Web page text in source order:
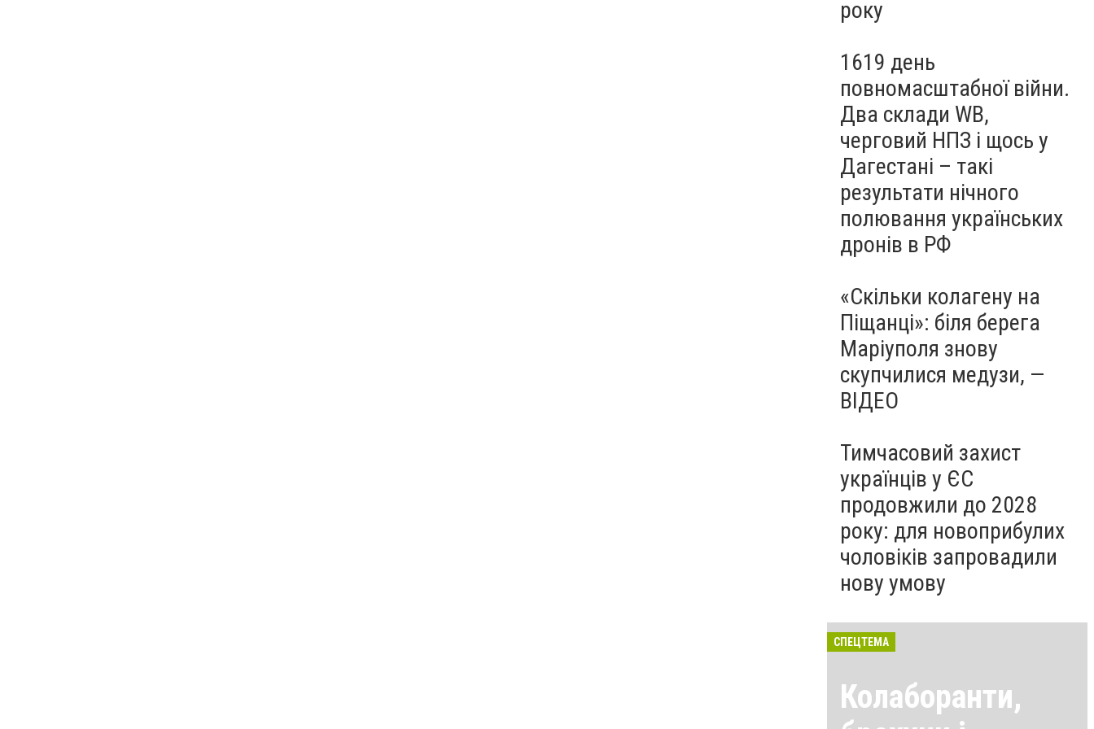
року
1619 день
повномасштабної війни.
Два склади WB,
черговий НПЗ і щось у
Дагестані – такі
результати нічного
полювання українських
дронів в РФ
«Скільки колагену на
Піщанці»: біля берега
Маріуполя знову
скупчилися медузи, —
ВІДЕО
Тимчасовий захист
українців у ЄС
продовжили до 2028
року: для новоприбулих
чоловіків запровадили
нову умову
СПЕЦТЕМА
Колаборанти,